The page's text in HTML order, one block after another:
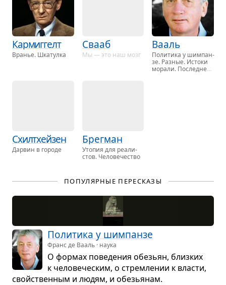
Кармиггелт
Вра­нье. Шка­тул­ка
Свааб
Мы — это наш мозг
Вааль
По­ли­ти­ка у шим­пан­
зе. Раз­ные. Ис­то­ки
мо­ра­ли. По­след­нее
Схилтхейзен
Дар­вин в го­ро­де
Брегман
Уто­пия для ре­а­ли­
стов. Че­ло­ве­че­ство
ПОПУЛЯРНЫЕ ПЕРЕСКАЗЫ
Поли­тика у шим­панзе
Франс де Вааль · наука
О фор­мах пове­де­ния обе­зьян, близ­ких
к чело­ве­че­ским, о стрем­ле­нии к вла­сти,
свойствен­ным и людям, и обе­зья­нам.